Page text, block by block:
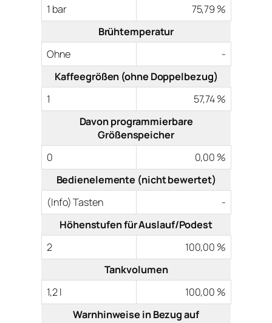
1 bar
75,79 %
Brühtemperatur
Ohne
-
Kaffeegrößen (ohne Doppelbezug)
1
57,74 %
Davon programmierbare
Größenspeicher
0
0,00 %
Bedienelemente (nicht bewertet)
(Info) Tasten
-
Höhenstufen für Auslauf/Podest
2
100,00 %
Tankvolumen
1,2 l
100,00 %
Warnhinweise in Bezug auf